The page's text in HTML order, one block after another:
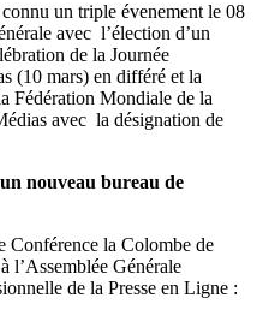
un triple évenement le 08
avec l’élection d’un
de la Journée
(10 mars) en différé et la
Fédération Mondiale de la
avec la désignation de
nouveau bureau de
Conférence la Colombe de
l’Assemblée Générale
de la Presse en Ligne :